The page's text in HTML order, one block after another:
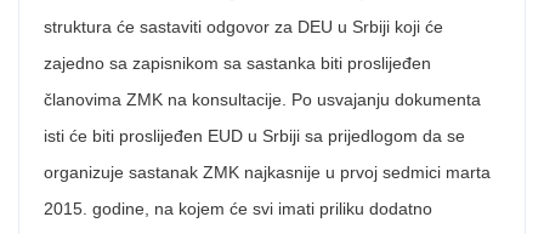
struktura će sastaviti odgovor za DEU u Srbiji koji će
zajedno sa zapisnikom sa sastanka biti proslijeđen
članovima ZMK na konsultacije. Po usvajanju dokumenta
isti će biti proslijeđen EUD u Srbiji sa prijedlogom da se
organizuje sastanak ZMK najkasnije u prvoj sedmici marta
2015. godine, na kojem će svi imati priliku dodatno